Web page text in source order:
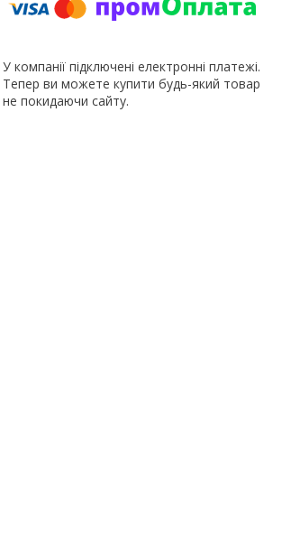
У компанії підключені електронні платежі.
Тепер ви можете купити будь-який товар
не покидаючи сайту.